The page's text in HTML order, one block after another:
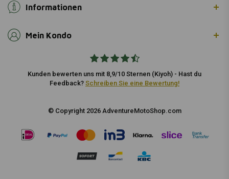
Informationen
Mein Kondo
Kunden bewerten uns mit 8,9/10 Sternen (Kiyoh) - Hast du
Feedback? Schreiben Sie eine Bewertung!
© Copyright 2026 AdventureMotoShop.com